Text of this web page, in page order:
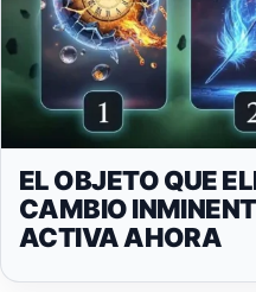
EL OBJETO QUE
CAMBIO
ACTIVA AHORA